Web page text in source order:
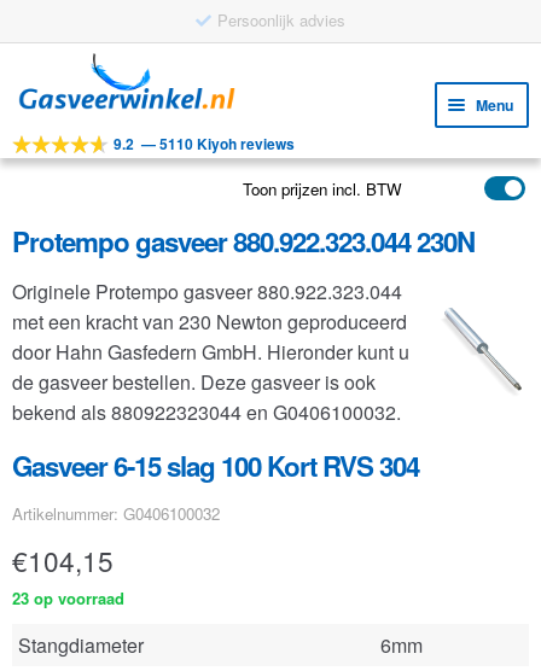
Persoonlijk advies
door
navigatie
naar
inhoud
Menu
Tools
Toepassingen
Klantenservice
FAQ
9.2 —5110 Kiyoh reviews
Toon prijzen incl. BTW
Protempo gasveer 880.922.323.044 230N
Originele Protempo gasveer 880.922.323.044
met een kracht van 230 Newton geproduceerd
door Hahn Gasfedern GmbH. Hieronder kunt u
de gasveer bestellen. Deze gasveer is ook
bekend als 880922323044 en G0406100032.
Gasveer 6-15 slag 100 Kort RVS 304
Artikelnummer: G0406100032
€104,15
23 op voorraad
Stangdiameter
6mm